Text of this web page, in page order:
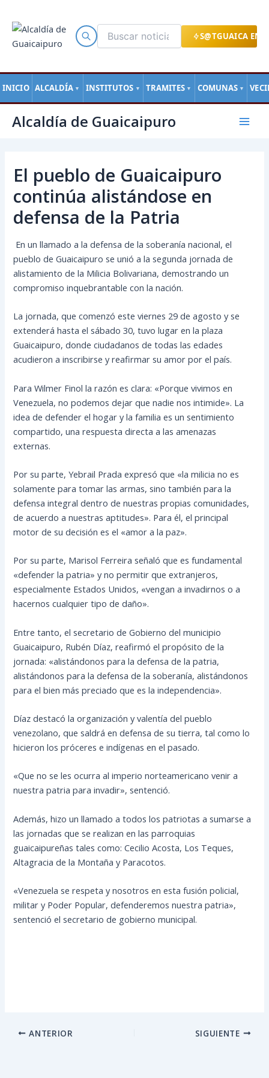
S@TGUAICA EN
INICIO ALCALDÍA ▼ INSTITUTOS ▼ TRAMITES ▼ COMUNAS ▼
contenido
Alcaldía de Guaicaipuro
Main
El pueblo de Guaicaipuro
continúa alistándose en
defensa de la Patria
En un llamado a la defensa de la soberanía nacional, el
pueblo de Guaicaipuro se unió a la segunda jornada de
alistamiento de la Milicia Bolivariana, demostrando un
compromiso inquebrantable con la nación.
La jornada, que comenzó este viernes 29 de agosto y se
extenderá hasta el sábado 30, tuvo lugar en la plaza
Guaicaipuro, donde ciudadanos de todas las edades
acudieron a inscribirse y reafirmar su amor por el país.
Para Wilmer Finol la razón es clara: «Porque vivimos en
Venezuela, no podemos dejar que nadie nos intimide». La
idea de defender el hogar y la familia es un sentimiento
compartido, una respuesta directa a las amenazas
externas.
Por su parte, Yebrail Prada expresó que «la milicia no es
solamente para tomar las armas, sino también para la
defensa integral dentro de nuestras propias comunidades,
de acuerdo a nuestras aptitudes». Para él, el principal
motor de su decisión es el «amor a la paz».
Por su parte, Marisol Ferreira señaló que es fundamental
«defender la patria» y no permitir que extranjeros,
especialmente Estados Unidos, «vengan a invadirnos o a
hacernos cualquier tipo de daño».
Entre tanto, el secretario de Gobierno del municipio
Guaicaipuro, Rubén Díaz, reafirmó el propósito de la
jornada: «alistándonos para la defensa de la patria,
alistándonos para la defensa de la soberanía, alistándonos
para el bien más preciado que es la independencia».
Díaz destacó la organización y valentía del pueblo
venezolano, que saldrá en defensa de su tierra, tal como lo
hicieron los próceres e indígenas en el pasado.
«Que no se les ocurra al imperio norteamericano venir a
nuestra patria para invadir», sentenció.
Además, hizo un llamado a todos los patriotas a sumarse a
las jornadas que se realizan en las parroquias
guaicaipureñas tales como: Cecilio Acosta, Los Teques,
Altagracia de la Montaña y Paracotos.
«Venezuela se respeta y nosotros en esta fusión policial,
militar y Poder Popular, defenderemos nuestra patria»,
sentenció el secretario de gobierno municipal.
de
ANTERIOR SIGUIENTE